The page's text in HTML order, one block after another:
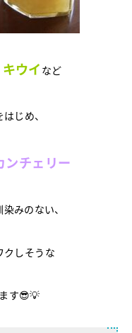
キウイ など
じめ、
ンチェリー
みのない、
クしそうな
す😎💡